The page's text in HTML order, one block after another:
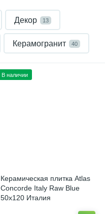
Декор 13
Керамогранит 40
В наличии
Керамическая плитка Atlas
Concorde Italy Raw Blue
50x120 Италия